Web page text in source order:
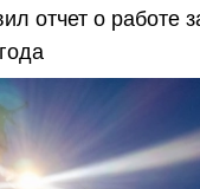
отчет о работе